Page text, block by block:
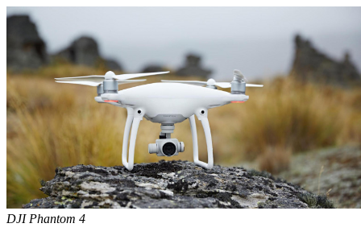
DJI Phantom 4